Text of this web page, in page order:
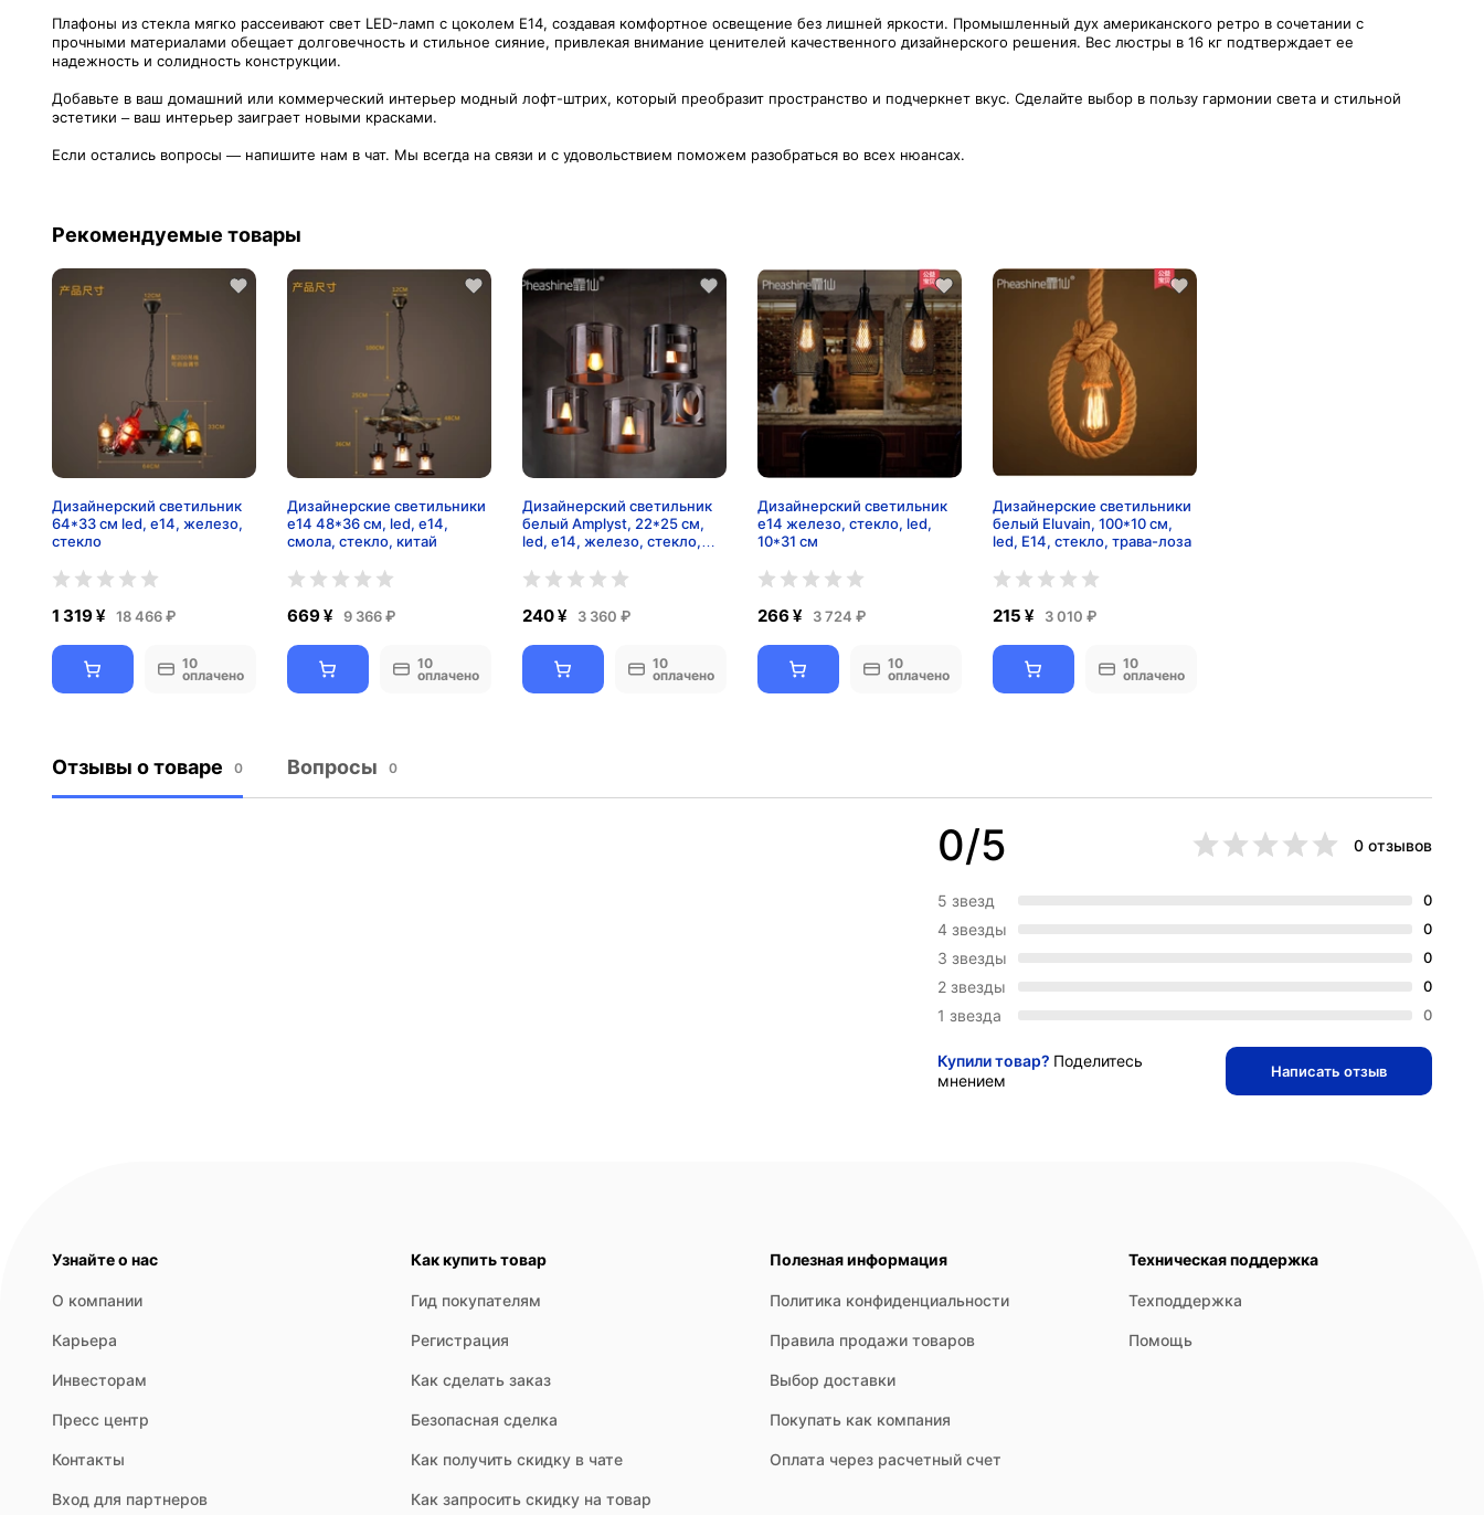
Плафоны из стекла мягко рассеивают свет LED-ламп с цоколем E14, создавая комфортное освещение без лишней яркости. Промышленный дух американского ретро в сочетании с
прочными материалами обещает долговечность и стильное сияние, привлекая внимание ценителей качественного дизайнерского решения. Вес люстры в 16 кг подтверждает ее
надежность и солидность конструкции.
Добавьте в ваш домашний или коммерческий интерьер модный лофт-штрих, который преобразит пространство и подчеркнет вкус. Сделайте выбор в пользу гармонии света и стильной
эстетики – ваш интерьер заиграет новыми красками.
Если остались вопросы — напишите нам в чат. Мы всегда на связи и с удовольствием поможем разобраться во всех нюансах.
Рекомендуемые товары
Дизайнерский светильник
64*33 см led, e14, железо,
стекло
1 319 ¥ 18 466 ₽
10
оплачено
Дизайнерские светильники
e14 48*36 см, led, e14,
смола, стекло, китай
669 ¥ 9 366 ₽
10
оплачено
Дизайнерский светильник
белый Amplyst, 22*25 см,
led, e14, железо, стекло,
240 ¥ 3 360 ₽
10
оплачено
Дизайнерский светильник
e14 железо, стекло, led,
10*31 см
266 ¥ 3 724 ₽
10
оплачено
Дизайнерские светильники
белый Eluvain, 100*10 см,
led, E14, стекло, трава-лоза
215 ¥ 3 010 ₽
10
оплачено
Отзывы о товаре 0 Вопросы 0
0/5 0 отзывов
5 звезд 0
4 звезды 0
3 звезды 0
2 звезды 0
1 звезда 0
Купили товар? Поделитесь
мнением
Написать отзыв
Узнайте о нас
О компании
Карьера
Инвесторам
Пресс центр
Контакты
Вход для партнеров
Как купить товар
Гид покупателям
Регистрация
Как сделать заказ
Безопасная сделка
Как получить скидку в чате
Как запросить скидку на товар
Полезная информация
Политика конфиденциальности
Правила продажи товаров
Выбор доставки
Покупать как компания
Оплата через расчетный счет
Техническая поддержка
Техподдержка
Помощь